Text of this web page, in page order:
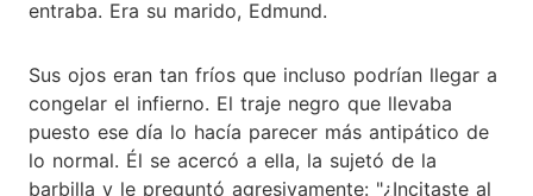
entraba. Era su marido, Edmund.
Sus ojos eran tan fríos que incluso podrían llegar a
congelar el infierno. El traje negro que llevaba
puesto ese día lo hacía parecer más antipático de
lo normal. Él se acercó a ella, la sujetó de la
barbilla y le preguntó agresivamente: "¿Incitaste al